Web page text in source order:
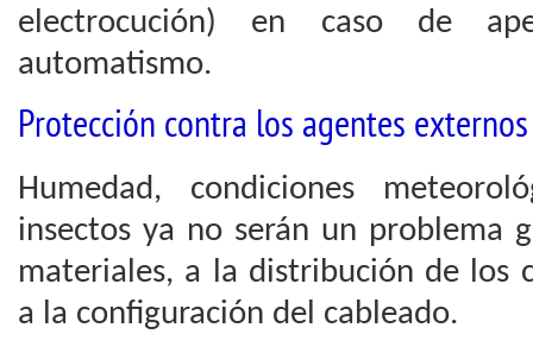
electrocución) en caso de
automatismo.
Protección contra los agentes externos
Humedad, condiciones
insectos ya no serán un problema
materiales, a la distribución de los
a la configuración del cableado.